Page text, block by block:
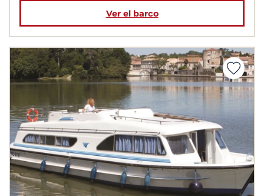
Ver el barco